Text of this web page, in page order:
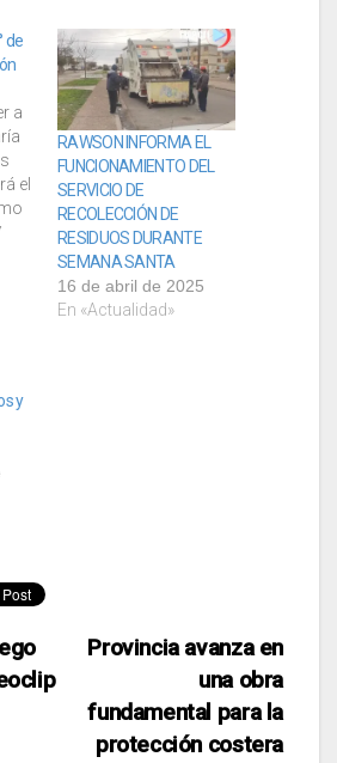
de
a
el
RAWSON INFORMA EL
FUNCIONAMIENTO DEL
SERVICIO DE
RECOLECCIÓN DE
RESIDUOS DURANTE
SEMANA SANTA
16 de abril de 2025
En «Actualidad»
y
Provincia avanza en
una obra
fundamental para la
protección costera